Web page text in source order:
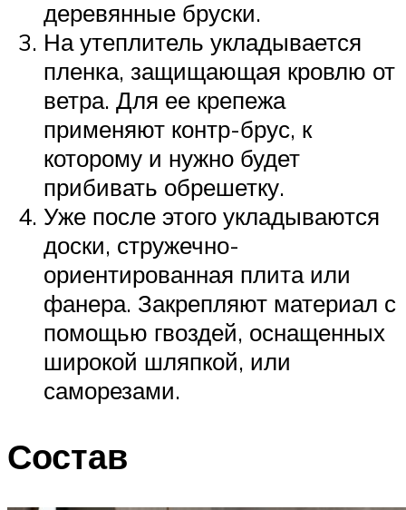
деревянные бруски.
На утеплитель укладывается
пленка, защищающая кровлю от
ветра. Для ее крепежа
применяют контр-брус, к
которому и нужно будет
прибивать обрешетку.
Уже после этого укладываются
доски, стружечно-
ориентированная плита или
фанера. Закрепляют материал с
помощью гвоздей, оснащенных
широкой шляпкой, или
саморезами.
Состав